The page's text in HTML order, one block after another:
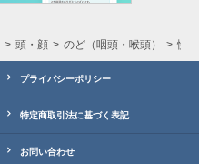
頭・顔 のど（咽頭・喉頭） 慢
プライバシーポリシー
特定商取引法に基づく表記
お問い合わせ